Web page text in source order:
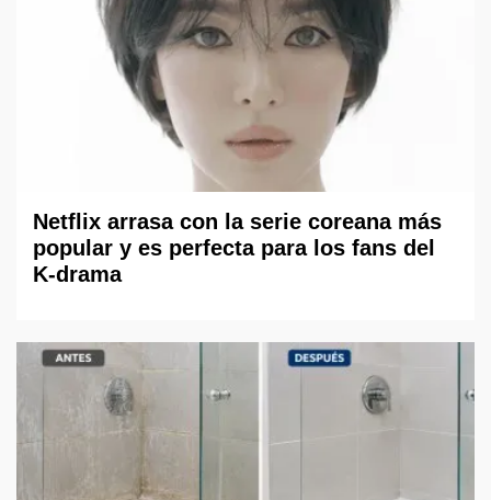
Netflix arrasa con la serie coreana más
popular y es perfecta para los fans del
K-drama